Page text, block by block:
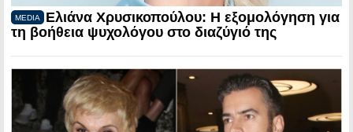
MEDIA
Ελιάνα Χρυσικοπούλου: Η εξομολόγηση για
τη βοήθεια ψυχολόγου στο διαζύγιό της